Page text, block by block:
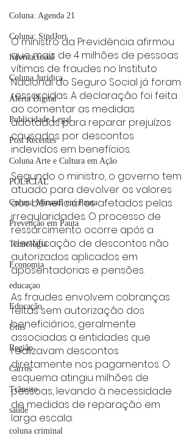
Coluna: Agenda 21
Coluna: SindJori
Internacional
Coluna Jurídica
Alerta Digital
Publicidade Legal
Post Recentes
Coluna Arte e Cultura em Ação
POLICIAL
Coluna Minasul em Pauta
Prevenção em Pauta
Tecnologia
Economia
educaçao
Educação
Unis
Região
Carros
Trânsito
saúde
coluna criminal
O ministro da Previdência afirmou
que mais de 4 milhões de pessoas
vítimas de fraudes no Instituto
Nacional do Seguro Social já foram
ressarcidas. A declaração foi feita
ao comentar as medidas
adotadas para reparar prejuízos
causados por descontos
indevidos em benefícios.
Segundo o ministro, o governo tem
atuado para devolver os valores
aos beneficiários afetados pelas
irregularidades. O processo de
ressarcimento ocorre após a
identificação de descontos não
autorizados aplicados em
aposentadorias e pensões.
As fraudes envolvem cobranças
feitas sem autorização dos
beneficiários, geralmente
associadas a entidades que
realizavam descontos
diretamente nos pagamentos. O
esquema atingiu milhões de
pessoas, levando à necessidade
de medidas de reparação em
larga escala.